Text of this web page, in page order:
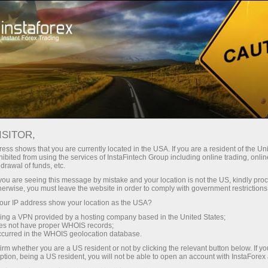
InstaForex bilan siz haqiqatan
ega bo‘lasiz: 1:5000 gacha kredit
yelkasi, bozordagi eng yaxshi
spred va komissiyalardan biri,
shuningdek aksiyalar va indekslar
bilan savdo qilish uchun qulay
shartlar.
Kichik
Har bir depozit uchun
30% bonus
Savdoda
va trassada tezlik
shows that you are currently located in the USA. If you are a resident of the
from using the services of InstaFintech Group including online trading,
of funds, etc.
are seeing this message by mistake and your location is not the US, kindly
you must leave the website in order to comply with government
IP address show your location as the USA?
a VPN provided by a hosting company based in the United States;
not have proper WHOIS records;
in the WHOIS geolocation database.
whether you are a US resident or not by clicking the relevant button below. If
being a US resident, you will not be able to open an account with InstaForex